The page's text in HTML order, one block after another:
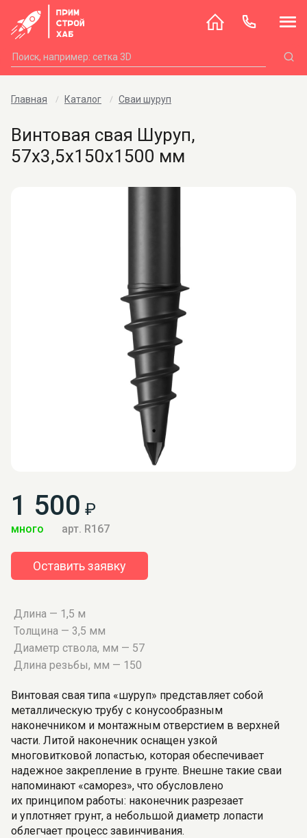
Главная Каталог Сваи шуруп
Винтовая свая Шуруп,
57х3,5х150х1500 мм
1 500 ₽
много арт. R167
Оставить заявку
Длина — 1,5 м
Толщина — 3,5 мм
Диаметр ствола, мм — 57
Длина резьбы, мм — 150
Винтовая свая типа «шуруп» представляет собой
металлическую трубу с конусообразным
наконечником и монтажным отверстием в верхней
части. Литой наконечник оснащен узкой
многовитковой лопастью, которая обеспечивает
надежное закрепление в грунте. Внешне такие сваи
напоминают «саморез», что обусловлено
их принципом работы: наконечник разрезает
и уплотняет грунт, а небольшой диаметр лопасти
облегчает процесс завинчивания.